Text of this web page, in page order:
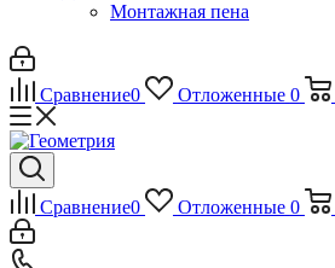
Монтажная пена
Сравнение0 Отложенные 0
Сравнение0 Отложенные 0